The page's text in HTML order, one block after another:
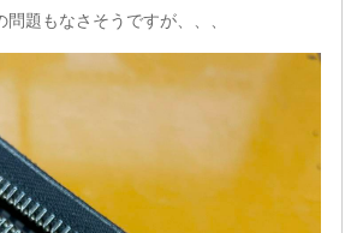
問題もなさそうですが、、、